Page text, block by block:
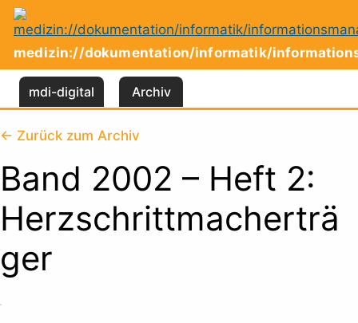
Zum
Inhalt
springen
medizin://dokumentation/informatik/
mdi-digital Archiv
← Zurück zum Archiv
Band 2002 – Heft 2:
Herzschrittmacherträ
ger